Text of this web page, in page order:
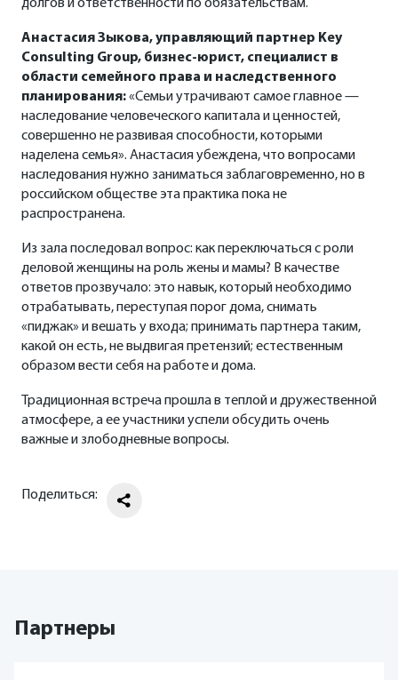
долгов и ответственности по обязательствам.
Анастасия Зыкова, управляющий партнер Key
Consulting Group, бизнес-юрист, специалист в
области семейного права и наследственного
планирования:«Семьи утрачивают самое главное —
наследование человеческого капитала и ценностей,
совершенно не развивая способности, которыми
наделена семья». Анастасия убеждена, что вопросами
наследования нужно заниматься заблаговременно, но в
российском обществе эта практика пока не
распространена.
Из зала последовал вопрос: как переключаться с роли
деловой женщины на роль жены и мамы? В качестве
ответов прозвучало: это навык, который необходимо
отрабатывать, переступая порог дома, снимать
«пиджак» и вешать у входа; принимать партнера таким,
какой он есть, не выдвигая претензий; естественным
образом вести себя на работе и дома.
Традиционная встреча прошла в теплой и дружественной
атмосфере, а ее участники успели обсудить очень
важные и злободневные вопросы.
Поделиться:
Партнеры